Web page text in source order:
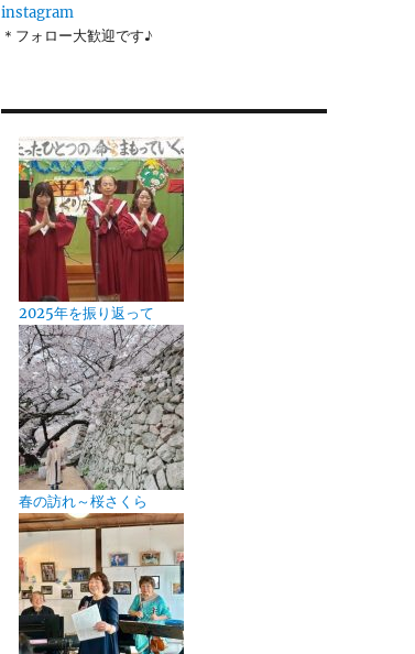
instagram
＊フォロー大歓迎です♪
2025年を振り返って
春の訪れ～桜さくら